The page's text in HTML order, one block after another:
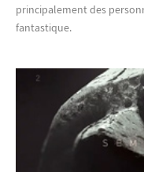
principalement des
fantastique.